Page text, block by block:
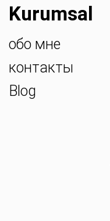
Kurumsal
обо мне
контакты
Blog